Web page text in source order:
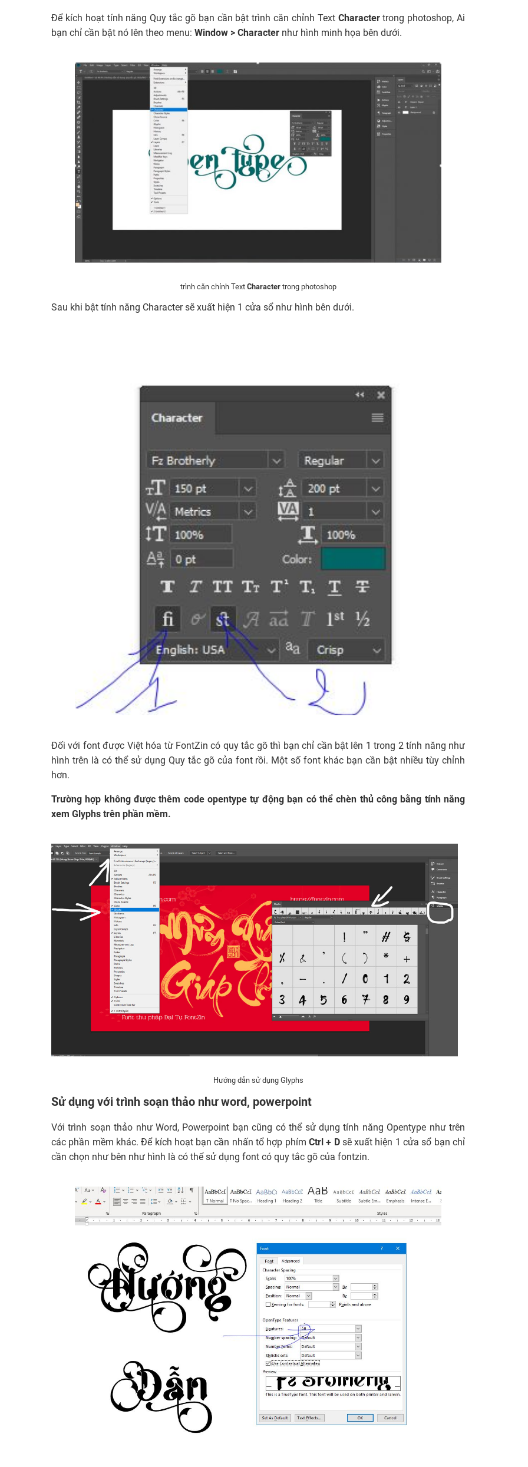
Để kích hoạt tính năng Quy tắc gõ bạn cần bật trình căn chỉnh Text Charactertrong photoshop, Ai
bạn chỉ cần bật nó lên theo menu: Window > Character như hình minh họa bên dưới.
trình căn chỉnh Text Charactertrong photoshop
Sau khi bật tính năng Character sẽ xuất hiện 1 cửa sổ như hình bên dưới.
Đối với font được Việt hóa từ FontZin có quy tắc gõ thì bạn chỉ cần bật lên 1 trong 2 tính năng như
hình trên là có thể sử dụng Quy tắc gõ của font rồi. Một số font khác bạn cần bật nhiều tùy chỉnh
hơn.
Trường hợp không được thêm code opentype tự động bạn có thể chèn thủ công bằng tính năng
xem Glyphs trên phần mềm.
Hướng dẫn sử dụng Glyphs
Sử dụng với trình soạn thảo như word, powerpoint
Với trình soạn thảo như Word, Powerpoint bạn cũng có thể sử dụng tính năng Opentype như trên
các phần mềm khác. Để kích hoạt bạn cần nhấn tổ hợp phím Ctrl + Dsẽ xuất hiện 1 cửa sổ bạn chỉ
cần chọn như bên như hình là có thể sử dụng font có quy tắc gõ của fontzin.